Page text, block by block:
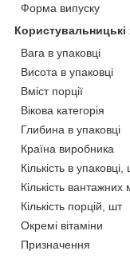
Форма випуску
Користувальницькі
Вага в упаковці
Висота в упаковці
Вміст порції
Вікова категорія
Глибина в упаковці
Країна виробника
Кількість в упаковці,
Кількість вантажних
Кількість порцій, шт
Окремі вітаміни
Призначення